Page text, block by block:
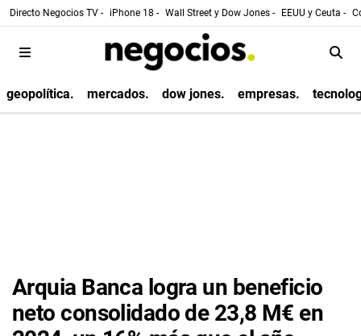
Directo Negocios TV - iPhone 18 - Wall Street y Dow Jones - EEUU y Ceuta -
geopolítica. mercados. dow jones. empresas.
Arquia Banca logra un beneficio
neto consolidado de 23,8 M€ en